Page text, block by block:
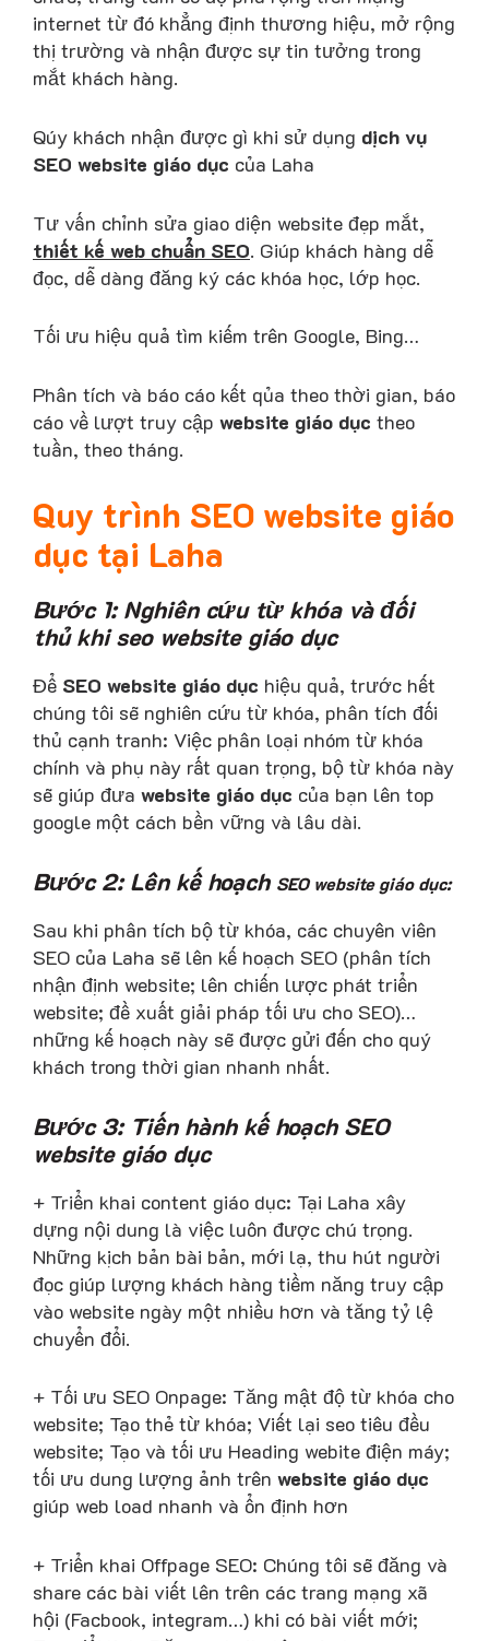
internet từ đó khẳng định thương hiệu, mở rộng
thị trường và nhận được sự tin tưởng trong
mắt khách hàng.
Qúy khách nhận được gì khi sử dụng dịch vụ
SEO website giáo dục của Laha
Tư vấn chỉnh sửa giao diện website đẹp mắt,
thiết kế web chuẩn SEO. Giúp khách hàng dễ
đọc, dễ dàng đăng ký các khóa học, lớp học.
Tối ưu hiệu quả tìm kiếm trên Google, Bing…
Phân tích và báo cáo kết qủa theo thời gian, báo
cáo về lượt truy cập website giáo dục theo
tuần, theo tháng.
Quy trình SEO website giáo
dục tại Laha
Bước 1: Nghiên cứu từ khóa và đối
thủ khi seo website giáo dục
Để SEO website giáo dục hiệu quả, trước hết
chúng tôi sẽ nghiên cứu từ khóa, phân tích đối
thủ cạnh tranh: Việc phân loại nhóm từ khóa
chính và phụ này rất quan trọng, bộ từ khóa này
sẽ giúp đưa website giáo dục của bạn lên top
google một cách bền vững và lâu dài.
Bước 2: Lên kế hoạch SEO website giáo dục:
Sau khi phân tích bộ từ khóa, các chuyên viên
SEO của Laha sẽ lên kế hoạch SEO (phân tích
nhận định website; lên chiến lược phát triển
website; đề xuất giải pháp tối ưu cho SEO)…
những kế hoạch này sẽ được gửi đến cho quý
khách trong thời gian nhanh nhất.
Bước 3: Tiến hành kế hoạch SEO
website giáo dục
+ Triển khai content giáo dục: Tại Laha xây
dựng nội dung là việc luôn được chú trọng.
Những kịch bản bài bản, mới lạ, thu hút người
đọc giúp lượng khách hàng tiềm năng truy cập
vào website ngày một nhiều hơn và tăng tỷ lệ
chuyển đổi.
+ Tối ưu SEO Onpage: Tăng mật độ từ khóa cho
website; Tạo thẻ từ khóa; Viết lại seo tiêu đều
website; Tạo và tối ưu Heading webite điện máy;
tối ưu dung lượng ảnh trên website giáo dục
giúp web load nhanh và ổn định hơn
+ Triển khai Offpage SEO: Chúng tôi sẽ đăng và
share các bài viết lên trên các trang mạng xã
hội (Facbook, integram…) khi có bài viết mới;